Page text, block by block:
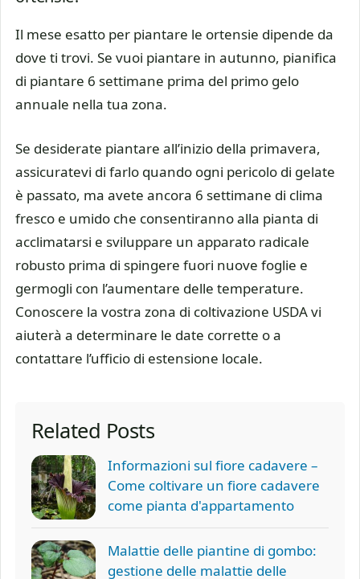
Il mese esatto per piantare le ortensie dipende da
dove ti trovi. Se vuoi piantare in autunno, pianifica
di piantare 6 settimane prima del primo gelo
annuale nella tua zona.
Se desiderate piantare all’inizio della primavera,
assicuratevi di farlo quando ogni pericolo di gelate
è passato, ma avete ancora 6 settimane di clima
fresco e umido che consentiranno alla pianta di
acclimatarsi e sviluppare un apparato radicale
robusto prima di spingere fuori nuove foglie e
germogli con l’aumentare delle temperature.
Conoscere la vostra zona di coltivazione USDA vi
aiuterà a determinare le date corrette o a
contattare l’ufficio di estensione locale.
Related Posts
Informazioni sul fiore cadavere –
Come coltivare un fiore cadavere
come pianta d'appartamento
Malattie delle piantine di gombo:
gestione delle malattie delle